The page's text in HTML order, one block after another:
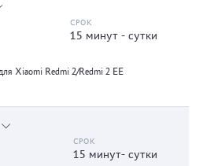
15 минут - сутки
Xiaomi Redmi 2/Redmi 2 EE
15 минут- сутки